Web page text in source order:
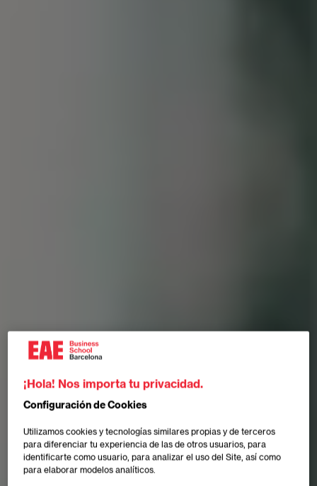
¡Hola! Nos importa tu privacidad.
Configuración de Cookies
Utilizamos cookies y tecnologías similares propias y de terceros
para diferenciar tu experiencia de las de otros usuarios, para
identificarte como usuario, para analizar el uso del Site, así como
para elaborar modelos analíticos.